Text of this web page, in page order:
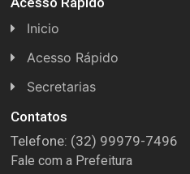
Inicio
Acesso Rápido
Concursos
Conselhos
Espera Feliz Antigamente
Secretarias
Licitações
Secretaria de Esportes
Contatos
Telefone: (32) 99979-7496
Fale com a Prefeitura